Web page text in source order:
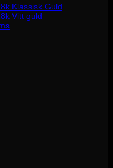
Klassisk Guld
Vitt guld